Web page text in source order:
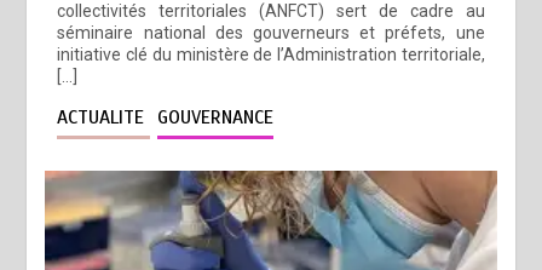
collectivités territoriales (ANFCT) sert de cadre au
séminaire national des gouverneurs et préfets, une
initiative clé du ministère de l’Administration territoriale,
ACTUALITE GOUVERNANCE